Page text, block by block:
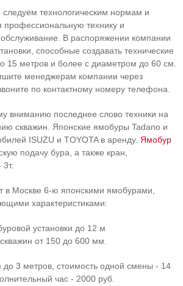
следуем технологическим нормам и
профессиональную технику и
В распоряжении компании
способные создавать технические
15 метров и более с диаметром до 60 см.
менеджерам компании через
по контактному номеру телефона.
вниманию последнее слово техники на
скважин. Японские ямобуры Tadano и
ISUZU и TOYOTA в аренду. Ямобур
подачу бура, а также кран,
Москве 6-ю японскими ямобурами,
характеристиками:
установки до 12 м
от 150 до 600 мм.
до 3 метров, стоимость одной смены - 14
час - 2000 руб.